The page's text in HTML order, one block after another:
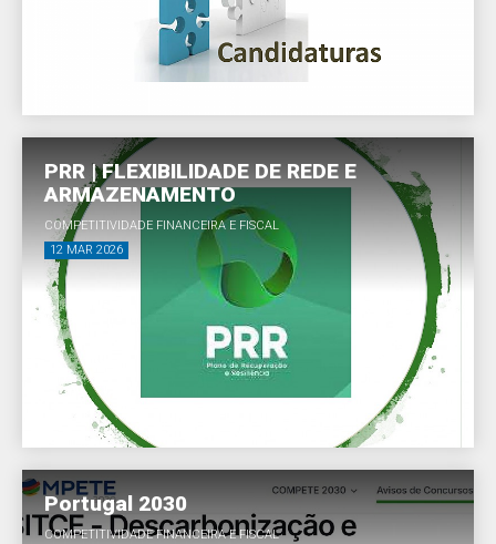
PRR | FLEXIBILIDADE DE REDE E
ARMAZENAMENTO
COMPETITIVIDADE FINANCEIRA E FISCAL
12 MAR 2026
Portugal 2030
COMPETITIVIDADE FINANCEIRA E FISCAL